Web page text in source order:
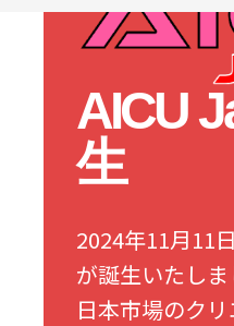
AICU
生
2024年11月11
が誕生いたし
日本市場のク